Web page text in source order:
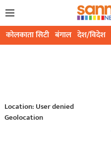
कोलकाता सिटी बंगाल देश/विदेश
Location: User denied
Geolocation